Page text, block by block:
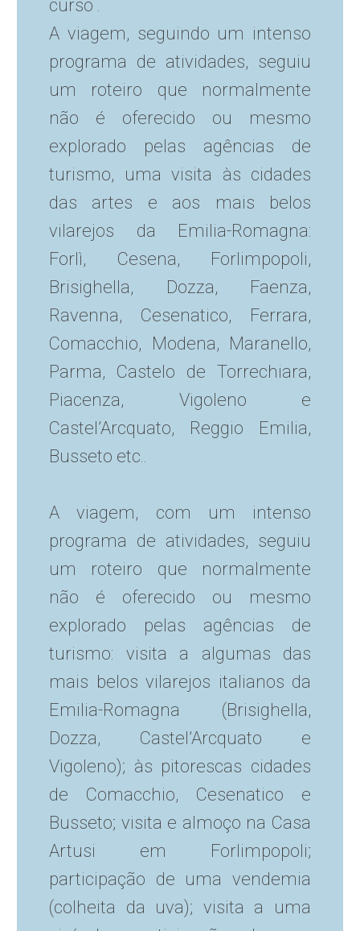
curso .
A viagem, seguindo um intenso
programa de atividades, seguiu
um roteiro que normalmente
não é oferecido ou mesmo
explorado pelas agências de
turismo, uma visita às cidades
das artes e aos mais belos
vilarejos da Emilia-Romagna:
Forlì, Cesena, Forlimpopoli,
Brisighella, Dozza, Faenza,
Ravenna, Cesenatico, Ferrara,
Comacchio, Modena, Maranello,
Parma, Castelo de Torrechiara,
Piacenza, Vigoleno e
Castel’Arcquato, Reggio Emilia,
Busseto etc..
A viagem, com um intenso
programa de atividades, seguiu
um roteiro que normalmente
não é oferecido ou mesmo
explorado pelas agências de
turismo: visita a algumas das
mais belos vilarejos italianos da
Emilia-Romagna (Brisighella,
Dozza, Castel’Arcquato e
Vigoleno); às pitorescas cidades
de Comacchio, Cesenatico e
Busseto; visita e almoço na Casa
Artusi em Forlimpopoli;
participação de uma vendemia
(colheita da uva); visita a uma